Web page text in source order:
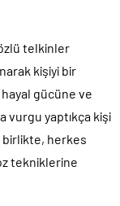
telkinler
kişiyi bir
gücüne ve
vurgu yaptıkça kişi
birlikte, herkes
tekniklerine